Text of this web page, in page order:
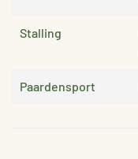
Stalling
Paardensport